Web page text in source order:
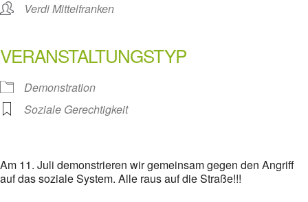
Verdi Mittelfranken
VERANSTALTUNGSTYP
Demonstration
Soziale Gerechtigkeit
Am 11. Juli demonstrieren wir gemeinsam gegen den Angriff
auf das soziale System. Alle raus auf die Straße!!!